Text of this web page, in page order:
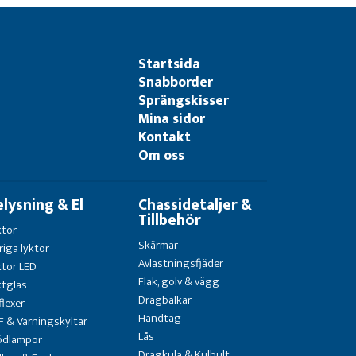
Startsida
Snabborder
Sprängskisser
Mina sidor
Kontakt
Om oss
& El
lyktor
LED
& Varningskyltar
Chassidetaljer &
Tillbehör
Skärmar
Avlastningsfjäder
Flak, golv & vägg
Dragbalkar
Handtag
Lås